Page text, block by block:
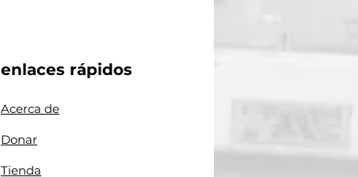
enlaces rápidos
Acerca de
Donar
Tienda